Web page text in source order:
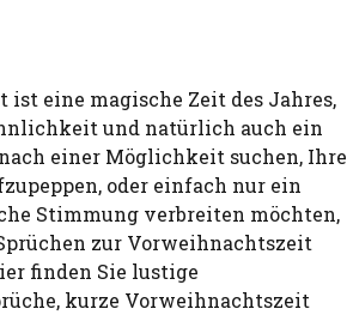
eine magische Zeit des Jahres,
und natürlich auch ein
nach einer Möglichkeit suchen, Ihre
oder einfach nur ein
Stimmung verbreiten möchten,
zur Vorweihnachtszeit
finden Sie lustige
kurze Vorweihnachtszeit